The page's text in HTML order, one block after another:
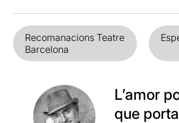
Recomanacions Teatre
Barcelona
L’amor
que